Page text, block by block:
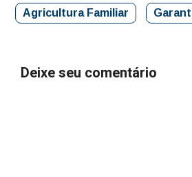
Agricultura Familiar
Deixe seu comentário